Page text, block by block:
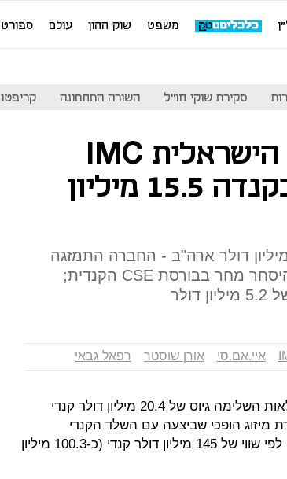
משפט שוק ההון עולם ספורט
סקירת שוקי חו"ל השורה התחתונה קריפטו
חברת הקנאביס הישראלית IMC
גייסה בבורסה בקנדה 15.5 מיליון
הגיוס נעשה לפי שווי של 100 מיליון דולר ארה"ב - החברה התמזגה
עם שלד בורסאי קנדי ותחל להיסחר מחר בבורסת CSE הקנדית;
איי.אם.סי אורן שוסטר רפאל גבאי
מגדלת הקנאביס הוותיקה IMC חקלאות השלימה גיוס של 20.4 מיליון דולר קנדי
מיזוג הופכי שביצעה עם השלד הקנדי
Navasota Resources. הגיוס נעשה לפי שווי של 145 מיליון דולר קנדי (כ-100.3 מיליון